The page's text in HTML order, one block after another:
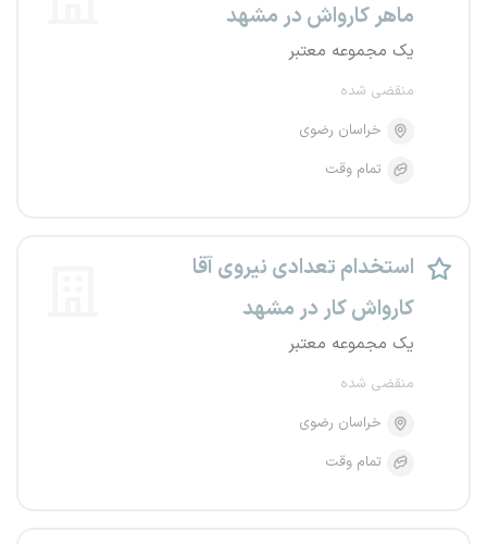
ماهر کارواش در مشهد
یک مجموعه معتبر
منقضی شده
خراسان رضوی
تمام وقت
استخدام تعدادی نیروی آقا
کارواش کار در مشهد
یک مجموعه معتبر
منقضی شده
خراسان رضوی
تمام وقت